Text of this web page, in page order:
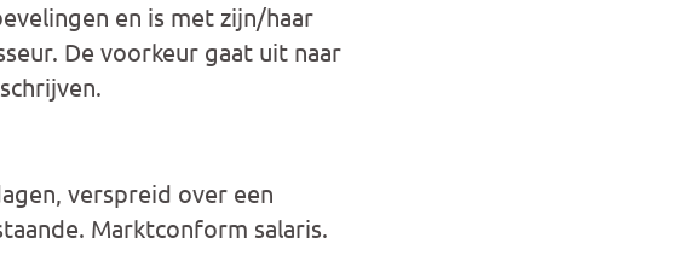
en is met zijn/haar
De voorkeur gaat uit naar
verspreid over een
Marktconform salaris.